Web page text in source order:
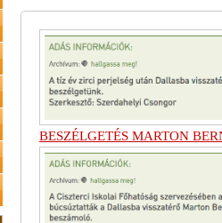
BESZÉLGETÉS MARTON